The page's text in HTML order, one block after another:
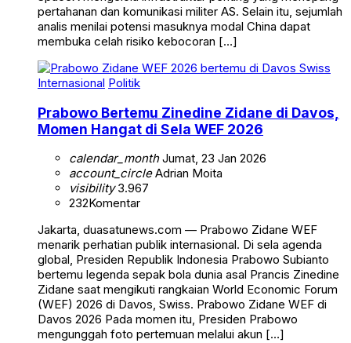
pertahanan dan komunikasi militer AS. Selain itu, sejumlah
analis menilai potensi masuknya modal China dapat
membuka celah risiko kebocoran […]
Internasional Politik
Prabowo Bertemu Zinedine Zidane di Davos,
Momen Hangat di Sela WEF 2026
calendar_monthJumat, 23 Jan 2026
account_circleAdrian Moita
visibility3.967
232Komentar
Jakarta, duasatunews.com — Prabowo Zidane WEF
menarik perhatian publik internasional. Di sela agenda
global, Presiden Republik Indonesia Prabowo Subianto
bertemu legenda sepak bola dunia asal Prancis Zinedine
Zidane saat mengikuti rangkaian World Economic Forum
(WEF) 2026 di Davos, Swiss. Prabowo Zidane WEF di
Davos 2026 Pada momen itu, Presiden Prabowo
mengunggah foto pertemuan melalui akun […]